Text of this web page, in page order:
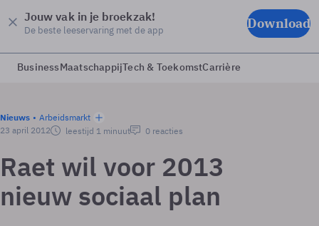
Jouw vak in je broekzak!
De beste leeservaring met de app Download
BusinessMaatschappijTech & ToekomstCarrière
Nieuws
Arbeidsmarkt
23 april 2012
leestijd 1 minuut 0 reacties
Raet wil voor 2013
nieuw sociaal plan